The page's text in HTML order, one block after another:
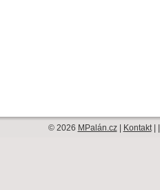
© 2026 MPalán.cz| Kontakt|